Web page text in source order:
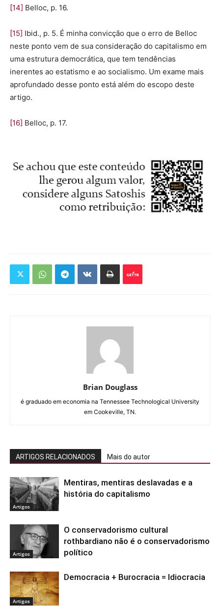
[14] Belloc, p. 16.
[15] Ibid., p. 5. É minha convicção que o erro de Belloc
neste ponto vem de sua consideração do capitalismo em
uma estrutura democrática, que tem tendências
inerentes ao estatismo e ao socialismo. Um exame mais
aprofundado desse ponto está além do escopo deste
artigo.
[16] Belloc, p. 17.
Brian Douglass
é graduado em economia na Tennessee Technological University
em Cookeville, TN.
ARTIGOS RELACIONADOS Mais do autor
Artigos
Mentiras, mentiras deslavadas e a
história do capitalismo
Artigos
O conservadorismo cultural
rothbardiano não é o conservadorismo
político
Artigos
Democracia + Burocracia = Idiocracia